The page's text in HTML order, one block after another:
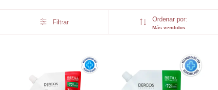
Filtrar Ordenar por:
Más vendidos